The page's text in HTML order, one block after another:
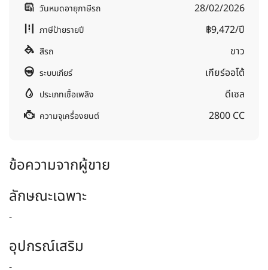
วันหมดอายุภาษีรถ
28/02/2026
ภาษีป้ายรายปี ฿9,472/ปี
สีรถ ขาว
ระบบเกียร์ เกียร์ออโต้
ประเภทเชื้อเพลิง ดีเซล
ความจุเครื่องยนต์ 2800 CC
ข้อความจากผู้ขาย
ลักษณะเฉพาะ
-
อุปกรณ์เสริม
-